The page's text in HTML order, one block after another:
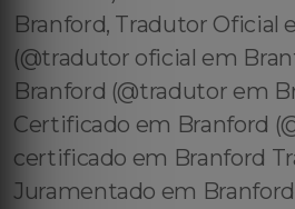
Branford, Tradutor Oficial
(@tradutor oficial em
Branford (@tradutor em
Certificado em Branford
certificado em Branford
Juramentado em